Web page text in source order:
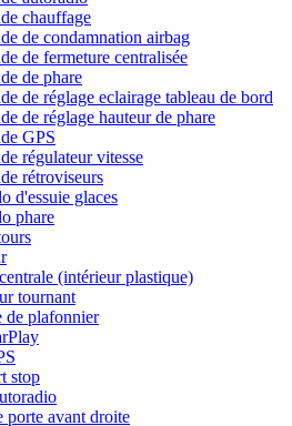
chauffage
de condamnation airbag
de fermeture centralisée
de phare
de réglage eclairage tableau de bord
de réglage hauteur de phare
GPS
régulateur vitesse
rétroviseurs
d'essuie glaces
phare
(intérieur plastique)
tournant
de plafonnier
stop
porte avant droite